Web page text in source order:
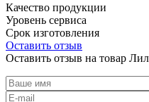
Качество продукции
Уровень сервиса
Срок изготовления
Оставить отзыв
Оставить отзыв на товар